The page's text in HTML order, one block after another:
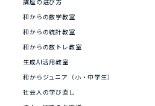
和からの数学教室
和からの統計教室
和からの数トレ教室
生成AI活用教室
和からジュニア（小・中学生）
社会人の学び直し